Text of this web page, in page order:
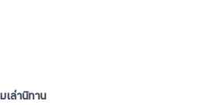
เล่านิทาน